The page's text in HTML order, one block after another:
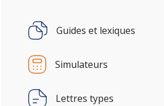
Guides et lexiques
Simulateurs
Lettres types